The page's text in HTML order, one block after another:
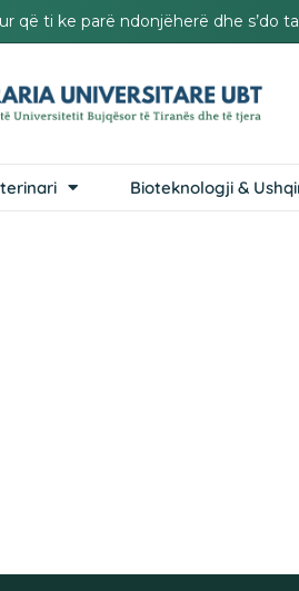
që ti ke parë ndonjëherë dhe s’do
Bioteknologji &